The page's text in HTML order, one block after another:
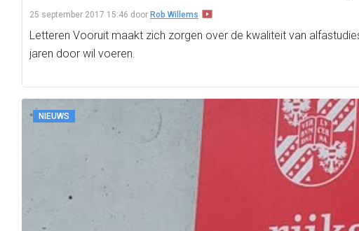
25 september 2017 15:46 door Rob Willems
Letteren Vooruit maakt zich zorgen over de kwaliteit van
jaren door wil voeren.
NIEUWS